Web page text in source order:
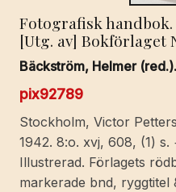
Graedel.
[Publ.
by]
Metalworkers’
Federation,
Geneva.
[English
translation:
Fotografisk
[Utg. av] Bokförlaget
Bäckström, Helmer (red.).
pix92789
Stockholm, Victor
1942. 8:o. xvj, 608, (1) s.
Illustrerad. Förlagets
markerade bnd, ryggtitel